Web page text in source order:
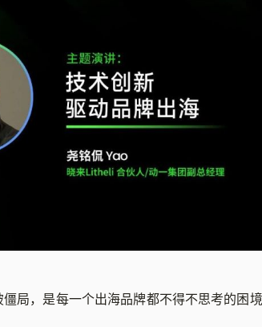
局，是每一个出海品牌都不得不思考的困